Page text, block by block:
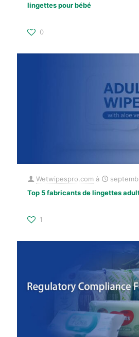
lingettes pour bébé
0
Wetwipespro.com à
Top 5 fabricants de lingettes
1